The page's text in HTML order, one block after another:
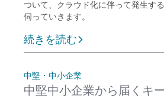
ついて、クラウド化に伴って発生す
伺っていきます。
続きを読む
中堅・中小企業
中堅中小企業から届くキ